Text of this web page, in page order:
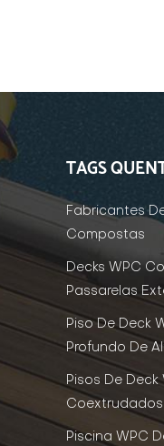
TAGS
Fabricantes
Compostas
Decks WPC
Passarelas
Piso De Deck
Profundo De
Pisos De Deck
Coextrudados
Piscina WPC